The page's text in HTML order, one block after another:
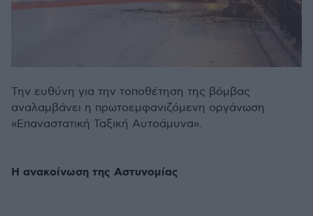
Την ευθύνη για την τοποθέτηση της βόμβας
αναλαμβάνει η πρωτοεμφανιζόμενη οργάνωση
«Επαναστατική Ταξική Αυτοάμυνα».
Η ανακοίνωση της Αστυνομίας